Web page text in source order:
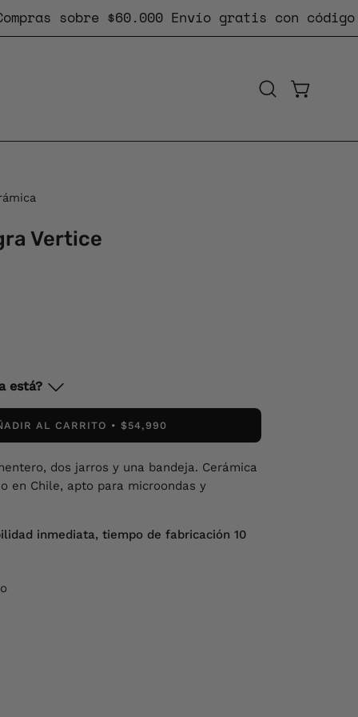
sobre $60.000Envío gratiscon código
Abrir CARRO
Vertice
está?
AL CARRITO $54,990
dos jarros y una bandeja. Cerámica
en Chile, apto para microondas y
inmediata, tiempo de fabricación 10